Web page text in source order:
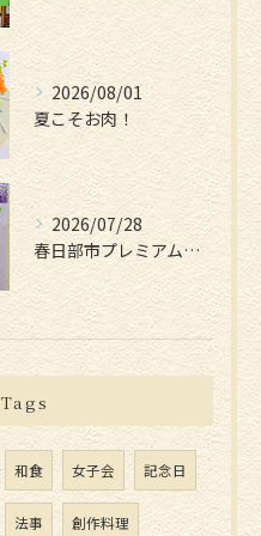
2026/08/01
夏こそお肉！
2026/07/28
春日部市プレミアム付電子商品券📱
Tags
和食 女子会 記念日
法事 創作料理